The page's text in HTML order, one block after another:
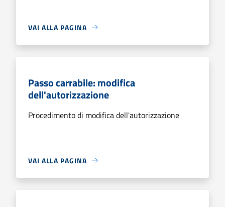
VAI ALLA PAGINA
Passo carrabile: modifica
dell'autorizzazione
Procedimento di modifica dell'autorizzazione
VAI ALLA PAGINA